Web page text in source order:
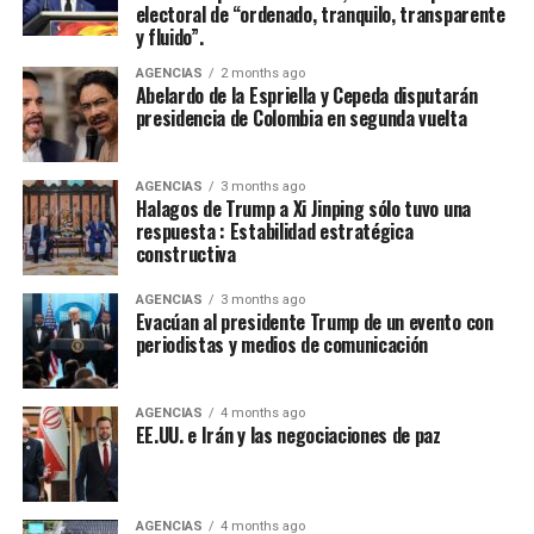
sincera de concertación”, afirmó Cepeda, que le reiteró a
las urnas. Somos una parte fundamental de la nación.
Somos una fuerza política, social y cultural presente en
cada rincón del país. Somos la fuerza serena del cambio
social y nadie podrá detenernos”.
De la Espriella toma nota del mensaje de Cepeda:
“Acabó la campaña”
El presidente electo de Colombia, Abelardo de la
Espriella, calificó de “positivo” el mensaje de
reconocimiento a su victoria en las urnas hecho por el
senador Iván Cepeda, aseguró que “tomó nota” de su
mensaje, sostuvo que la campaña terminó y que era hora
de “unir esfuerzos”.
“El presidente electo gobernará en beneficio de todos
electoral de “ordenado, tranquilo, transparente
y fluido”.
AGENCIAS 2 months ago
Abelardo de la Espriella y Cepeda disputarán
presidencia de Colombia en segunda vuelta
AGENCIAS 3 months ago
Halagos de Trump a Xi Jinping sólo tuvo una
respuesta : Estabilidad estratégica
constructiva
AGENCIAS 3 months ago
Evacúan al presidente Trump de un evento con
periodistas y medios de comunicación
AGENCIAS 4 months ago
EE.UU. e Irán y las negociaciones de paz
AGENCIAS 4 months ago